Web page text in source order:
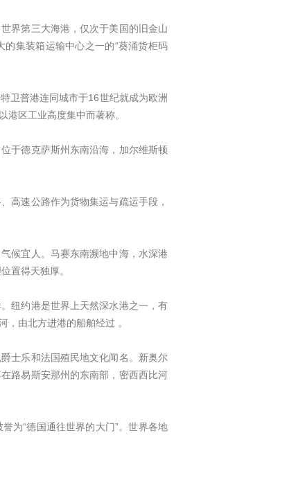
界第三大海港，仅次于美国的旧金山
集装箱运输中心之一的“葵涌货柜码
卫普港连同城市于16世纪就成为欧洲
区工业高度集中而著称。
于德克萨斯州东南沿海，加尔维斯顿
高速公路作为货物集运与疏运手段，
候宜人。马赛东南濒地中海，水深港
置得天独厚。
纽约港是世界上天然深水港之一，有
由北方进港的船舶经过 。
士乐和法国殖民地文化闻名。新奥尔
路易斯安那州的东南部，密西西比河
为“德国通往世界的大门”。世界各地